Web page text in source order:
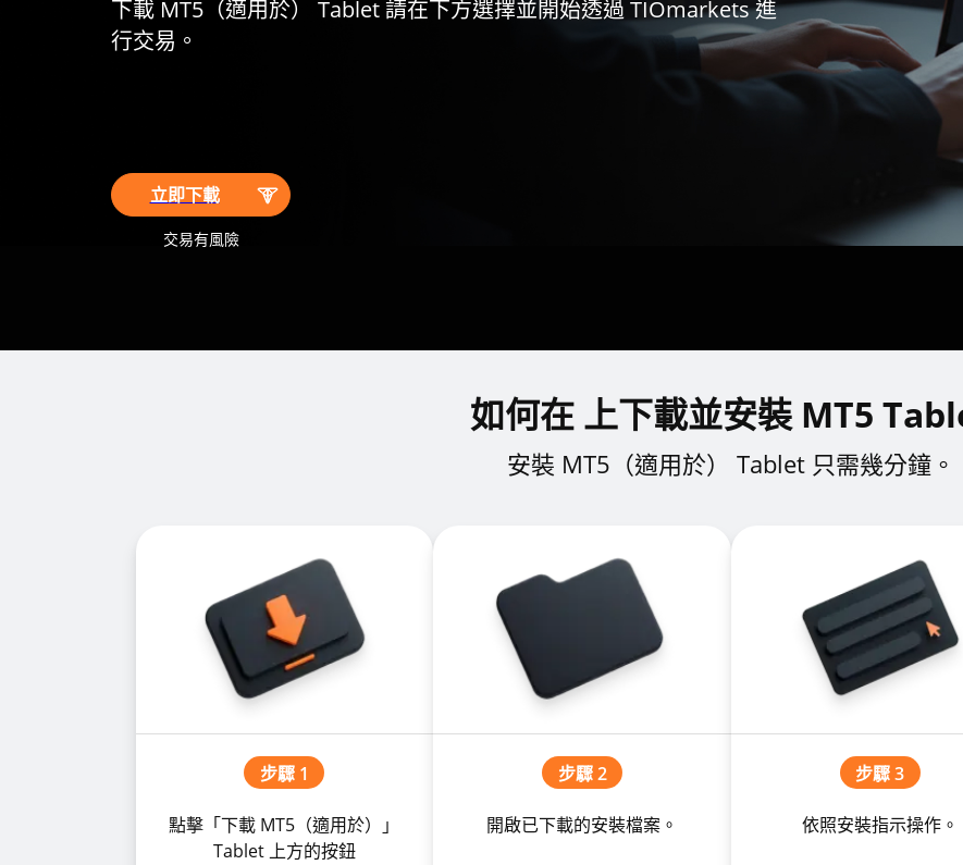
下載 MT5（適用於） Tablet 請在下方選擇並開始透過 TIOmarkets 進
行交易。
立即下載
交易有風險
如何在 上下載並安裝 MT5
安裝 MT5（適用於） Tablet 只需幾分鐘。
步驟 1
點擊「下載 MT5（適用於）」
Tablet 上方的按鈕
步驟 2
開啟已下載的安裝檔案。
步驟 3
依照安裝指示操作。